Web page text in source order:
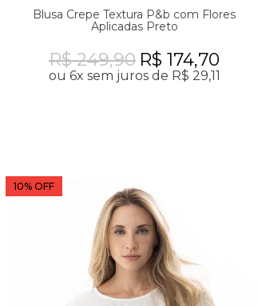
Blusa Crepe Textura P&b com Flores
Aplicadas Preto
R$ 249,90 R$ 174,70
ou 6x sem juros de R$ 29,11
10% OFF